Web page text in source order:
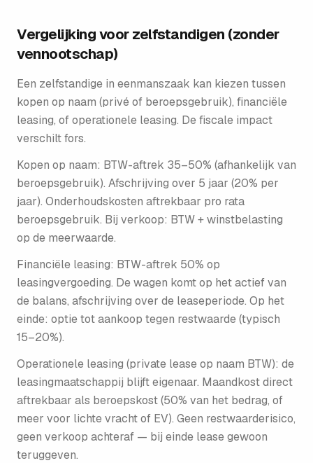
Vergelijking voor zelfstandigen (zonder
vennootschap)
Een zelfstandige in eenmanszaak kan kiezen tussen
kopen op naam (privé of beroepsgebruik), financiële
leasing, of operationele leasing. De fiscale impact
verschilt fors.
Kopen op naam: BTW-aftrek 35–50% (afhankelijk van
beroepsgebruik). Afschrijving over 5 jaar (20% per
jaar). Onderhouds­kosten aftrekbaar pro rata
beroepsgebruik. Bij verkoop: BTW + winstbelasting
op de meerwaarde.
Financiële leasing: BTW-aftrek 50% op
leasingvergoeding. De wagen komt op het actief van
de balans, afschrijving over de leaseperiode. Op het
einde: optie tot aankoop tegen restwaarde (typisch
15–20%).
Operationele leasing (private lease op naam BTW): de
leasingmaatschappij blijft eigenaar. Maandkost direct
aftrekbaar als beroepskost (50% van het bedrag, of
meer voor lichte vracht of EV). Geen restwaarderisico,
geen verkoop achteraf — bij einde lease gewoon
teruggeven.